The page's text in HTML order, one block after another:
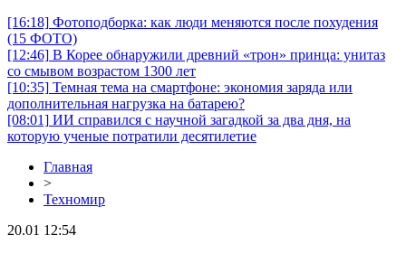
[16:18] Фотоподборка: как люди меняются после похудения
(15 ФОТО)
[12:46] В Корее обнаружили древний «трон» принца: унитаз
со смывом возрастом 1300 лет
[10:35] Темная тема на смартфоне: экономия заряда или
дополнительная нагрузка на батарею?
[08:01] ИИ справился с научной загадкой за два дня, на
которую ученые потратили десятилетие
Главная
>
Техномир
20.01 12:54